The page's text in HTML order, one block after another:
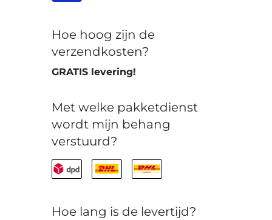
Hoe hoog zijn de
verzendkosten?
GRATIS levering!
Met welke pakketdienst
wordt mijn behang
verstuurd?
Hoe lang is de levertijd?